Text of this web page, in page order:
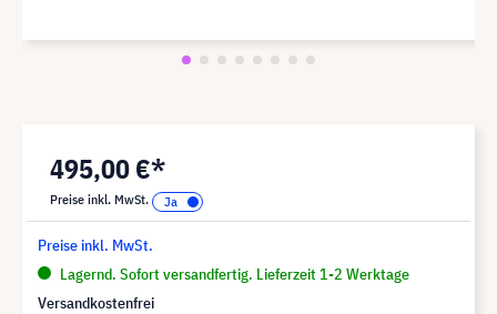
495,00 €*
Preise inkl. MwSt.
Preise inkl. MwSt.
Lagernd. Sofort versandfertig. Lieferzeit 1-2 Werktage
Versandkostenfrei